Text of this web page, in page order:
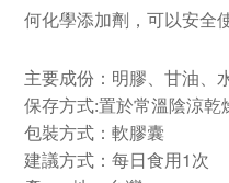
何化學添加劑，可以安全
主要成份：明膠、甘油、
保存方式:置於常溫陰涼乾
包裝方式：軟膠囊
建議方式：每日食用 1 次